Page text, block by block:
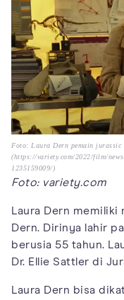
Foto: Laura Dern pemain
(https://variety.com/2022/film/
1235159009/)
Foto: variety.com
Laura Dern memiliki
Dern. Dirinya lahir
berusia 55 tahun.
Dr. Ellie Sattler di
Laura Dern bisa